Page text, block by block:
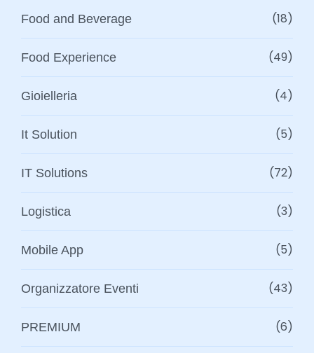
Food and Beverage (18)
Food Experience (49)
Gioielleria (4)
It Solution (5)
IT Solutions (72)
Logistica (3)
Mobile App (5)
Organizzatore Eventi (43)
PREMIUM (6)